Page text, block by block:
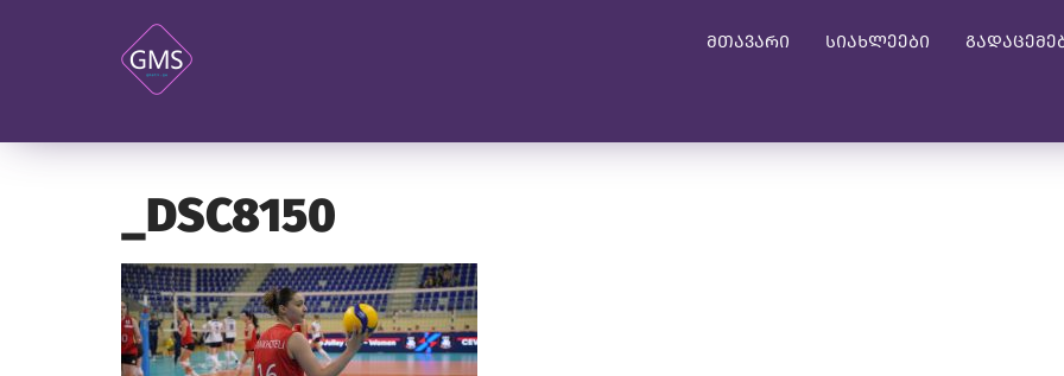
მთავარი სიახლეები
_DSC8150